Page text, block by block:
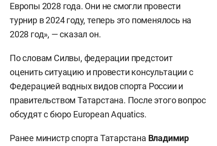
Европы 2028 года. Они не смогли провести
турнир в 2024 году, теперь это поменялось на
2028 год», — сказал он.
По словам Силвы, федерации предстоит
оценить ситуацию и провести консультации с
Федерацией водных видов спорта России и
правительством Татарстана. После этого вопрос
обсудят с бюро European Aquatics.
Ранее министр спорта Татарстана Владимир